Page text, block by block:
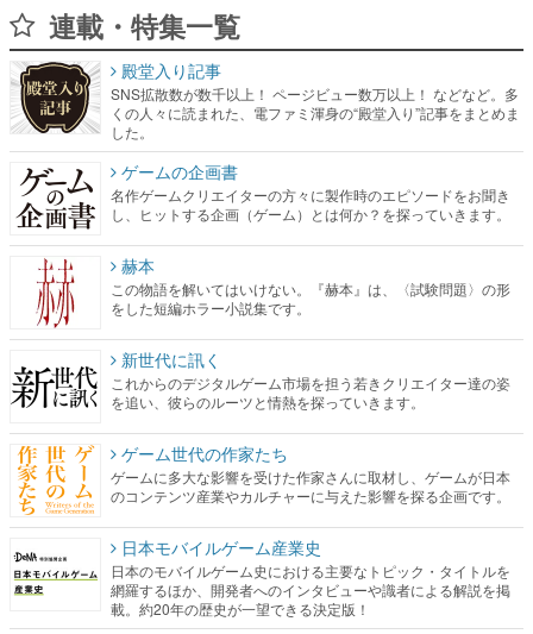
連載・特集一覧
殿堂入り記事
SNS拡散数が数千以上！ ページビュー数万以上！ などなど。多
くの人々に読まれた、電ファミ渾身の“殿堂入り”記事をまとめま
した。
ゲームの企画書
名作ゲームクリエイターの方々に製作時のエピソードをお聞き
し、ヒットする企画（ゲーム）とは何か？を探っていきます。
赫本
この物語を解いてはいけない。『赫本』は、〈試験問題〉の形
をした短編ホラー小説集です。
新世代に訊く
これからのデジタルゲーム市場を担う若きクリエイター達の姿
を追い、彼らのルーツと情熱を探っていきます。
ゲーム世代の作家たち
ゲームに多大な影響を受けた作家さんに取材し、ゲームが日本
のコンテンツ産業やカルチャーに与えた影響を探る企画です。
日本モバイルゲーム産業史
日本のモバイルゲーム史における主要なトピック・タイトルを
網羅するほか、開発者へのインタビューや識者による解説を掲
載。約20年の歴史が一望できる決定版！